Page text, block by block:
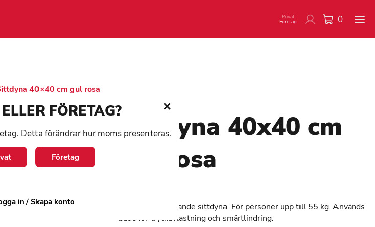
0
Privat
Företag
40×40 cm gul rosa
Sittdyna 40x40 cm
gul rosa
Mjuk tryckavlastande sittdyna. För personer upp till 55 kg. Används
både för tryckavlastning och smärtlindring.
FÖRETAG?
Detta förändrar hur moms presenteras.
Företag
in / Skapa konto